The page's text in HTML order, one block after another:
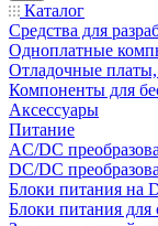
Каталог
Средства для
Одноплатные
Отладочные
Компоненты для
Аксессуары
Питание
AC/DC
DC/DC
Блоки питания на
Блоки питания для